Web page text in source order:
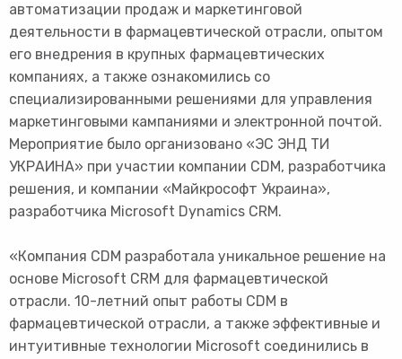
автоматизации продаж и маркетинговой
деятельности в фармацевтической отрасли, опытом
его внедрения в крупных фармацевтических
компаниях, а также ознакомились со
специализированными решениями для управления
маркетинговыми кампаниями и электронной почтой.
Мероприятие было организовано «ЭС ЭНД ТИ
УКРАИНА» при участии компании СDM, разработчика
решения, и компании «Майкрософт Украина»,
разработчика Microsoft Dynamics CRM.
«Компания CDM разработала уникальное решение на
основе Microsoft CRM для фармацевтической
отрасли. 10-летний опыт работы CDM в
фармацевтической отрасли, а также эффективные и
интуитивные технологии Microsoft соединились в